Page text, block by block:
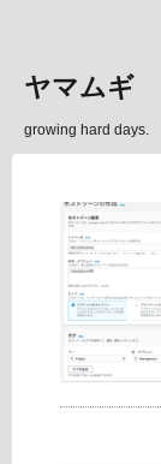
ヤマムギ
growing hard days.